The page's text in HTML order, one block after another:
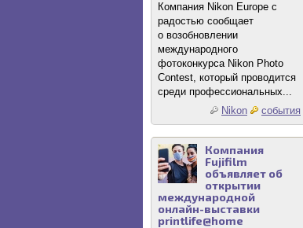
Компания Nikon Europe с
радостью сообщает
о возобновлении
международного
фотоконкурса Nikon Photo
Contest, который проводится
среди профессиональных...
Nikon
события
Компания
Fujifilm
объявляет об
открытии
международной
онлайн-выставки
printlife@home